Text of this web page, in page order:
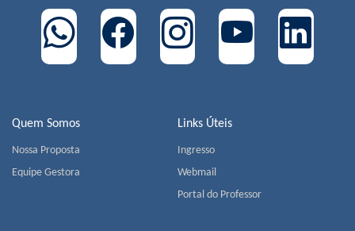
Quem Somos
Nossa Proposta
Equipe Gestora
Links Úteis
Ingresso
Webmail
Portal do Professor